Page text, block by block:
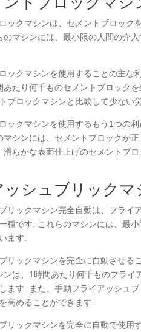
ックマシンは、セメントブロッ
のマシンには、最小限の人間の介
ックマシンを使用することの主
あたり何千ものセメントブロック
ブロックマシンと比較して少ない
ックマシンを使用するもう1つの
マシンには、セメントブロックが
滑らかな表面仕上げのセメントブ
ッシュブリックマ
リックマシン完全自動は、フラ
種です. これらのマシンには、最
ます.
リックマシンを完全に自動させる
ンは、1時間あたり何千ものフラ
ます. また、手動フライアッシュ
高めることができます.
リックマシンを完全に自動で使用